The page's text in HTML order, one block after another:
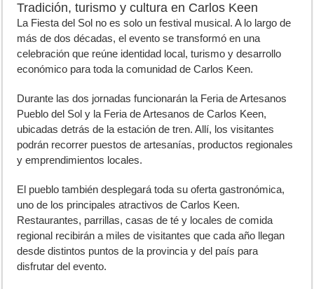
Tradición, turismo y cultura en Carlos Keen
La Fiesta del Sol no es solo un festival musical. A lo largo de
más de dos décadas, el evento se transformó en una
celebración que reúne identidad local, turismo y desarrollo
económico para toda la comunidad de Carlos Keen.
Durante las dos jornadas funcionarán la Feria de Artesanos
Pueblo del Sol y la Feria de Artesanos de Carlos Keen,
ubicadas detrás de la estación de tren. Allí, los visitantes
podrán recorrer puestos de artesanías, productos regionales
y emprendimientos locales.
El pueblo también desplegará toda su oferta gastronómica,
uno de los principales atractivos de Carlos Keen.
Restaurantes, parrillas, casas de té y locales de comida
regional recibirán a miles de visitantes que cada año llegan
desde distintos puntos de la provincia y del país para
disfrutar del evento.